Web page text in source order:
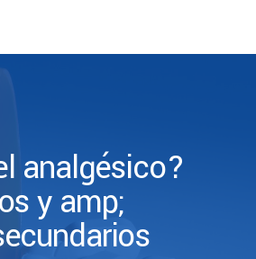
analgésico?
y amp;